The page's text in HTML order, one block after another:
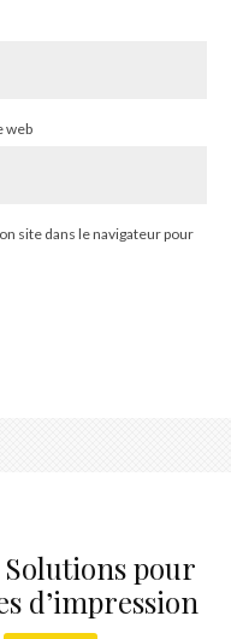
web
site dans le navigateur pour
pour
d’impression